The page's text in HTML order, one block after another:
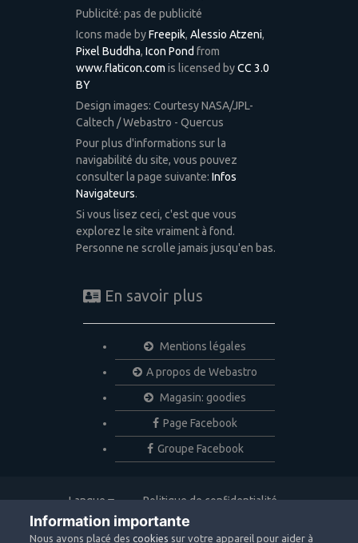
Publicité: pas de publicité
Icons made byFreepik, Alessio Atzeni,
Pixel Buddha, Icon Pond from
www.flaticon.com is licensed byCC 3.0
BY
Design images: Courtesy NASA/JPL-
Caltech / Webastro - Quercus
Pour plus d'informations sur la
navigabilité du site, vous pouvez
consulter la page suivante: Infos
Navigateurs.
Si vous lisez ceci, c'est que vous
explorez le site vraiment à fond.
Personne ne scrolle jamais jusqu'en bas.
En savoir plus
Mentions légales
A propos de Webastro
Magasin: goodies
Page Facebook
Groupe Facebook
Langue
Politique de confidentialité
Nous contacter
Copyright © 2020 Webastro
Information importante
Nous avons placé descookies sur votre appareil pour aider à